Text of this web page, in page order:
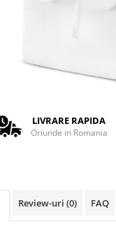
LIVRARE RAPIDA
Oriunde in Romania
Review-uri (0) FAQ